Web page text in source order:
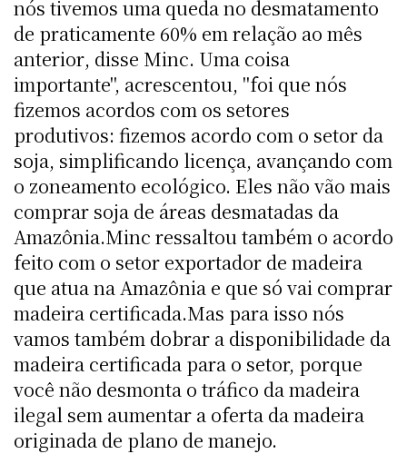
nós tivemos uma queda no desmatamento
de praticamente 60% em relação ao mês
anterior, disse Minc. Uma coisa
importante", acrescentou, "foi que nós
fizemos acordos com os setores
produtivos: fizemos acordo com o setor da
soja, simplificando licença, avançando com
o zoneamento ecológico. Eles não vão mais
comprar soja de áreas desmatadas da
Amazônia.Minc ressaltou também o acordo
feito com o setor exportador de madeira
que atua na Amazônia e que só vai comprar
madeira certificada.Mas para isso nós
vamos também dobrar a disponibilidade da
madeira certificada para o setor, porque
você não desmonta o tráfico da madeira
ilegal sem aumentar a oferta da madeira
originada de plano de manejo.